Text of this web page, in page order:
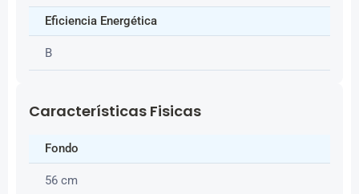
Eficiencia Energética
B
Características Fisicas
Fondo
56 cm